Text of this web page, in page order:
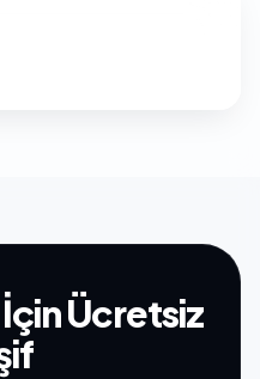
Ücretsiz